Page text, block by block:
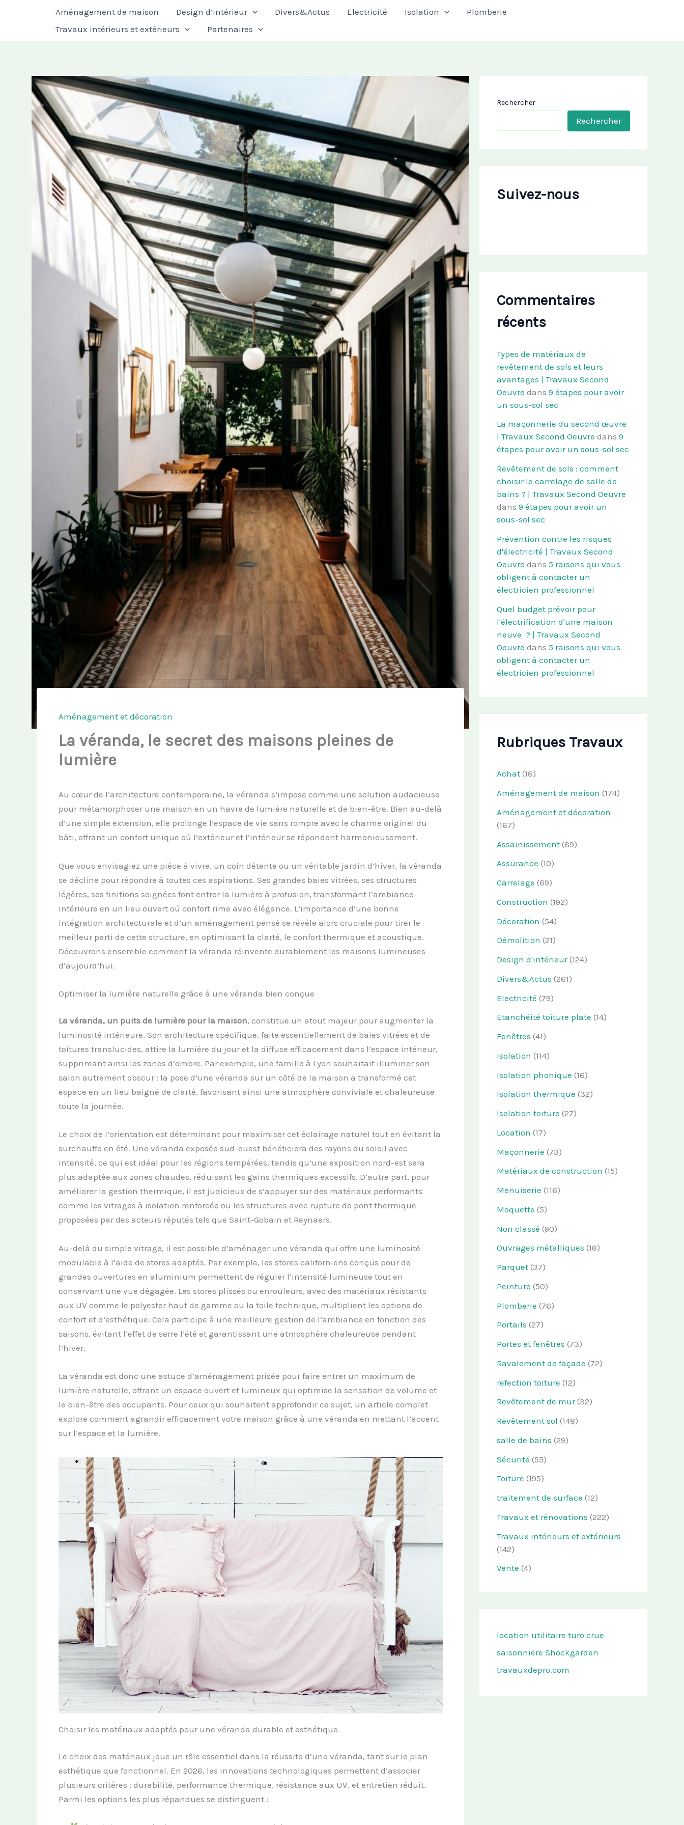
Aménagement de maison Design d’intérieur Divers&Actus Electricité Isolation
Plomberie
Travaux intérieurs et extérieurs
Partenaires
Aménagement et décoration
La véranda, le secret des maisons pleines de
lumière
Au cœur de l’architecture contemporaine, la véranda s’impose comme une solution audacieuse
pour métamorphoser une maison en un havre de lumière naturelle et de bien-être. Bien au-delà
d’une simple extension, elle prolonge l’espace de vie sans rompre avec le charme originel du
bâti, offrant un confort unique où l’extérieur et l’intérieur se répondent harmonieusement.
Que vous envisagiez une pièce à vivre, un coin détente ou un véritable jardin d’hiver, la véranda
se décline pour répondre à toutes ces aspirations. Ses grandes baies vitrées, ses structures
légères, ses finitions soignées font entrer la lumière à profusion, transformant l’ambiance
intérieure en un lieu ouvert où confort rime avec élégance. L’importance d’une bonne
intégration architecturale et d’un aménagement pensé se révèle alors cruciale pour tirer le
meilleur parti de cette structure, en optimisant la clarté, le confort thermique et acoustique.
Découvrons ensemble comment la véranda réinvente durablement les maisons lumineuses
d’aujourd’hui.
Optimiser la lumière naturelle grâce à une véranda bien conçue
La véranda, un puits de lumière pour la maison, constitue un atout majeur pour augmenter la
luminosité intérieure. Son architecture spécifique, faite essentiellement de baies vitrées et de
toitures translucides, attire la lumière du jour et la diffuse efficacement dans l’espace intérieur,
supprimant ainsi les zones d’ombre. Par exemple, une famille à Lyon souhaitait illuminer son
salon autrement obscur : la pose d’une véranda sur un côté de la maison a transformé cet
espace en un lieu baigné de clarté, favorisant ainsi une atmosphère conviviale et chaleureuse
toute la journée.
Le choix de l’orientation est déterminant pour maximiser cet éclairage naturel tout en évitant la
surchauffe en été. Une véranda exposée sud-ouest bénéficiera des rayons du soleil avec
intensité, ce qui est idéal pour les régions tempérées, tandis qu’une exposition nord-est sera
plus adaptée aux zones chaudes, réduisant les gains thermiques excessifs. D’autre part, pour
améliorer la gestion thermique, il est judicieux de s’appuyer sur des matériaux performants
comme les vitrages à isolation renforcée ou les structures avec rupture de pont thermique
proposées par des acteurs réputés tels que Saint-Gobain et Reynaers.
Au-delà du simple vitrage, il est possible d’aménager une véranda qui offre une luminosité
modulable à l’aide de stores adaptés. Par exemple, les stores californiens conçus pour de
grandes ouvertures en aluminium permettent de réguler l’intensité lumineuse tout en
conservant une vue dégagée. Les stores plissés ou enrouleurs, avec des matériaux résistants
aux UV comme le polyester haut de gamme ou la toile technique, multiplient les options de
confort et d’esthétique. Cela participe à une meilleure gestion de l’ambiance en fonction des
saisons, évitant l’effet de serre l’été et garantissant une atmosphère chaleureuse pendant
l’hiver.
La véranda est donc une astuce d’aménagement prisée pour faire entrer un maximum de
lumière naturelle, offrant un espace ouvert et lumineux qui optimise la sensation de volume et
le bien-être des occupants. Pour ceux qui souhaitent approfondir ce sujet, un article complet
explore comment agrandir efficacement votre maison grâce à une véranda en mettant l’accent
sur l’espace et la lumière.
Choisir les matériaux adaptés pour une véranda durable et esthétique
Le choix des matériaux joue un rôle essentiel dans la réussite d’une véranda, tant sur le plan
esthétique que fonctionnel. En 2026, les innovations technologiques permettent d’associer
plusieurs critères : durabilité, performance thermique, résistance aux UV, et entretien réduit.
Parmi les options les plus répandues se distinguent :
Rechercher
Rechercher
Suivez-nous
Commentaires
récents
Types de matériaux de
revêtement de sols et leurs
avantages | Travaux Second
Oeuvre dans 9 étapes pour avoir
un sous-sol sec
La maçonnerie du second œuvre
| Travaux Second Oeuvre dans 9
étapes pour avoir un sous-sol sec
Revêtement de sols : comment
choisir le carrelage de salle de
bains ? | Travaux Second Oeuvre
dans 9 étapes pour avoir un
sous-sol sec
Prévention contre les risques
d'électricité | Travaux Second
Oeuvre dans 5 raisons qui vous
obligent à contacter un
électricien professionnel
Quel budget prévoir pour
l'électrification d'une maison
neuve ? | Travaux Second
Oeuvre dans 5 raisons qui vous
obligent à contacter un
électricien professionnel
Rubriques Travaux
Achat (18)
Aménagement de maison (174)
Aménagement et décoration
(167)
Assainissement (89)
Assurance (10)
Carrelage (89)
Construction (192)
Décoration (54)
Démolition (21)
Design d'intérieur(124)
Divers&Actus (261)
Electricité (79)
Etanchéité toiture plate (14)
Fenêtres (41)
Isolation (114)
Isolation phonique (16)
Isolation thermique (32)
Isolation toiture (27)
Location (17)
Maçonnerie (73)
Matériaux de construction (15)
Menuiserie (116)
Moquette (5)
Non classé (90)
Ouvrages métalliques (18)
Parquet (37)
Peinture (50)
Plomberie (76)
Portails (27)
Portes et fenêtres (73)
Ravalement de façade (72)
refection toiture (12)
Revêtement de mur(32)
Revêtement sol (148)
salle de bains (29)
Sécurité (55)
Toiture (195)
traitement de surface (12)
Travaux et rénovations (222)
Travaux intérieurs et extérieurs
(142)
Vente (4)
location utilitaire turo crue
saisonniere Shockgarden
travauxdepro.com